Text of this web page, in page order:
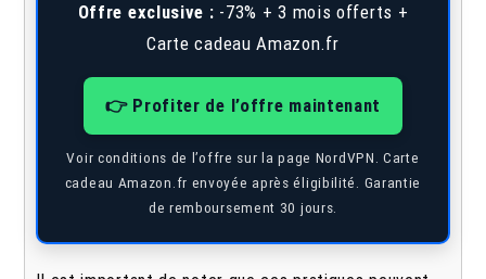
Offre exclusive : -73% + 3 mois offerts +
Carte cadeau Amazon.fr
👉 Profiter de l’offre maintenant
Voir conditions de l’offre sur la page NordVPN. Carte
cadeau Amazon.fr envoyée après éligibilité. Garantie
de remboursement 30 jours.